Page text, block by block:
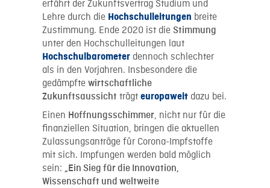
erfährt der Zukunftsvertrag Studium und
Lehre durch die Hochschulleitungen breite
Zustimmung. Ende 2020 ist die Stimmung
unter den Hochschulleitungen laut
Hochschulbarometer dennoch schlechter
als in den Vorjahren. Insbesondere die
gedämpfte wirtschaftliche
Zukunftsaussicht trägt europaweit dazu bei.
Einen Hoffnungsschimmer, nicht nur für die
finanziellen Situation, bringen die aktuellen
Zulassungsanträge für Corona-Impfstoffe
mit sich. Impfungen werden bald möglich
sein: „Ein Sieg für die Innovation,
Wissenschaft und weltweite